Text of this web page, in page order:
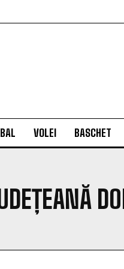
VOLEI BASCHET